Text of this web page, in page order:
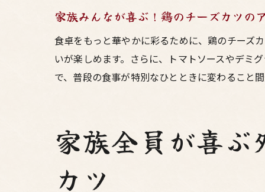
家族みんなが喜ぶ！鶏のチーズカツの
食卓をもっと華やかに彩るために、鶏のチーズ
いが楽しめます。さらに、トマトソースやデミ
で、普段の食事が特別なひとときに変わること
家族全員が喜
カツ